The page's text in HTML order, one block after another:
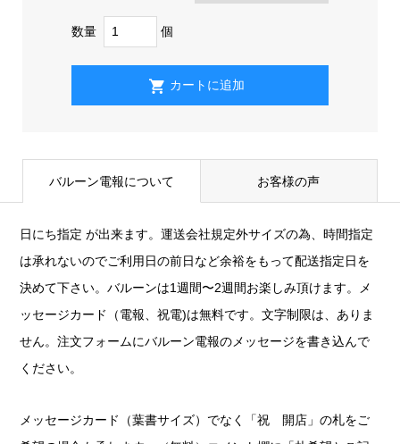
数量 個
バルーン電報について お客様の声
日にち指定 が出来ます。運送会社規定外サイズの為、時間指定
は承れないのでご利用日の前日など余裕をもって配送指定日を
決めて下さい。バルーンは1週間〜2週間お楽しみ頂けます。メ
ッセージカード（電報、祝電)は無料です。文字制限は、ありま
せん。注文フォームにバルーン電報のメッセージを書き込んで
ください。
メッセージカード（葉書サイズ）でなく「祝 開店」の札をご